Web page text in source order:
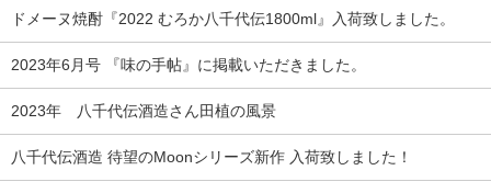
ドメーヌ焼酎『2022 むろか八千代伝1800ml』入荷致しました。
2023年6月号 『味の手帖』に掲載いただきました。
2023年 八千代伝酒造さん田植の風景
八千代伝酒造 待望のMoonシリーズ新作 入荷致しました！